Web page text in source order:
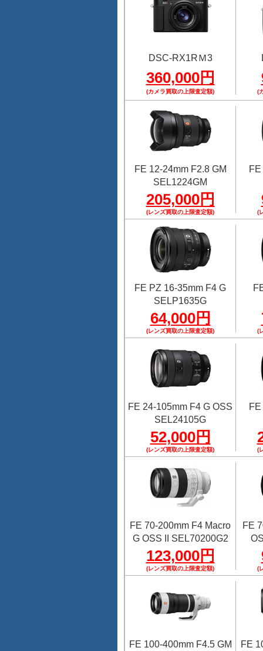
DSC-RX1RＭ3
360,000円
(カメラ買取の上限査定額) (
FE 12-24mm F2.8 GM
SEL1224GM
205,000円
(レンズ買取の上限査定額) (
FE PZ 16-35mm F4 G
SELP1635G
64,000円
(レンズ買取の上限査定額) (
FE 24-105mm F4 G OSS
SEL24105G
52,000円
(レンズ買取の上限査定額) (
FE 70-200mm F4 Macro
G OSS II SEL70200G2
123,000円
(レンズ買取の上限査定額)
FE
(
FE 100-400mm F4.5 GM
FE